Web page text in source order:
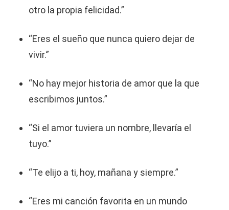
otro la propia felicidad.”
“Eres el sueño que nunca quiero dejar de
vivir.”
“No hay mejor historia de amor que la que
escribimos juntos.”
“Si el amor tuviera un nombre, llevaría el
tuyo.”
“Te elijo a ti, hoy, mañana y siempre.”
“Eres mi canción favorita en un mundo